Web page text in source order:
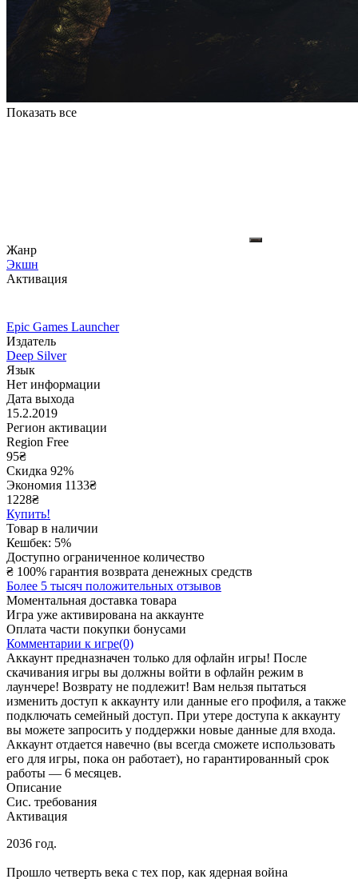
Показать все
Жанр
Экшн
Активация
Epic Games Launcher
Издатель
Deep Silver
Язык
Нет информации
Дата выхода
15.2.2019
Регион активации
Region Free
95₴
Скидка 92%
Экономия 1133₴
1228₴
Купить!
Товар в наличии
Кешбек: 5%
Доступно ограниченное количество
₴ 100% гарантия возврата денежных средств
Более 5 тысяч положительных отзывов
Моментальная доставка товара
Игра уже активирована на аккаунте
Оплата части покупки бонусами
Комментарии к игре(0)
Аккаунт предназначен только для офлайн игры! После
скачивания игры вы должны войти в офлайн режим в
лаунчере! Возврату не подлежит! Вам нельзя пытаться
изменить доступ к аккаунту или данные его профиля, а также
подключать семейный доступ. При утере доступа к аккаунту
вы можете запросить у поддержки новые данные для входа.
Аккаунт отдается навечно (вы всегда сможете использовать
его для игры, пока он работает), но гарантированный срок
работы — 6 месяцев.
Описание
Сис. требования
Активация
2036 год.
Прошло четверть века с тех пор, как ядерная война